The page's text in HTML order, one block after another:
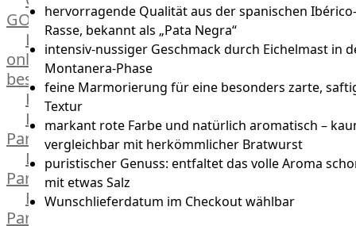
GOURMET
Lebensmittel
online
bestellen
Karriere
Kochschul-
Partner
Depot-
Partner
Frischetheken-
Partner
hervorragende Qualität aus der spanischen Ibérico-
Rasse, bekannt als „Pata Negra“
intensiv-nussiger Geschmack durch Eichelmast in
Montanera-Phase
feine Marmorierung für eine besonders zarte,
Textur
markant rote Farbe und natürlich aromatisch –
vergleichbar mit herkömmlicher Bratwurst
puristischer Genuss: entfaltet das volle Aroma
mit etwas Salz
Wunschlieferdatum im Checkout wählbar